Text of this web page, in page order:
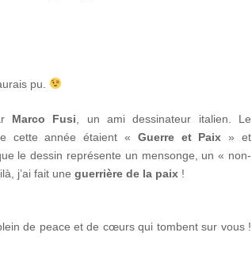
pu.
Marco Fusi , un ami dessinateur italien. Le
cette année étaient « Guerre et Paix » et
le dessin représente un mensonge, un « non-
j’ai fait une guerrière de la paix !
de peace et de cœurs qui tombent sur vous !